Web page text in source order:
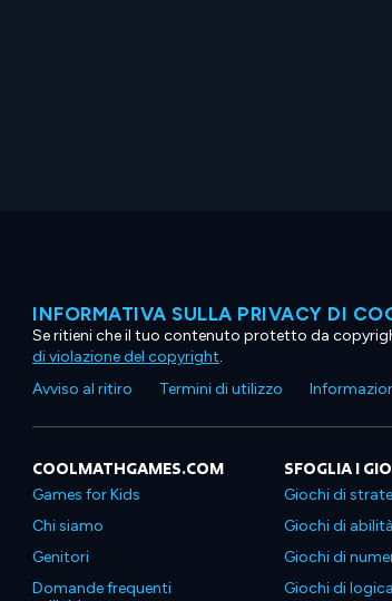
INFORMATIVA SULLA PRIVACY DI
Se ritieni che il tuo contenuto protetto da
di violazione del copyright.
Avviso al ritiro
Termini di utilizzo
COOLMATHGAMES.COM
Games for Kids
Chi siamo
Genitori
Domande frequenti
SFOGLIA I
Giochi di
Giochi di abilità
Giochi di
Giochi di logica